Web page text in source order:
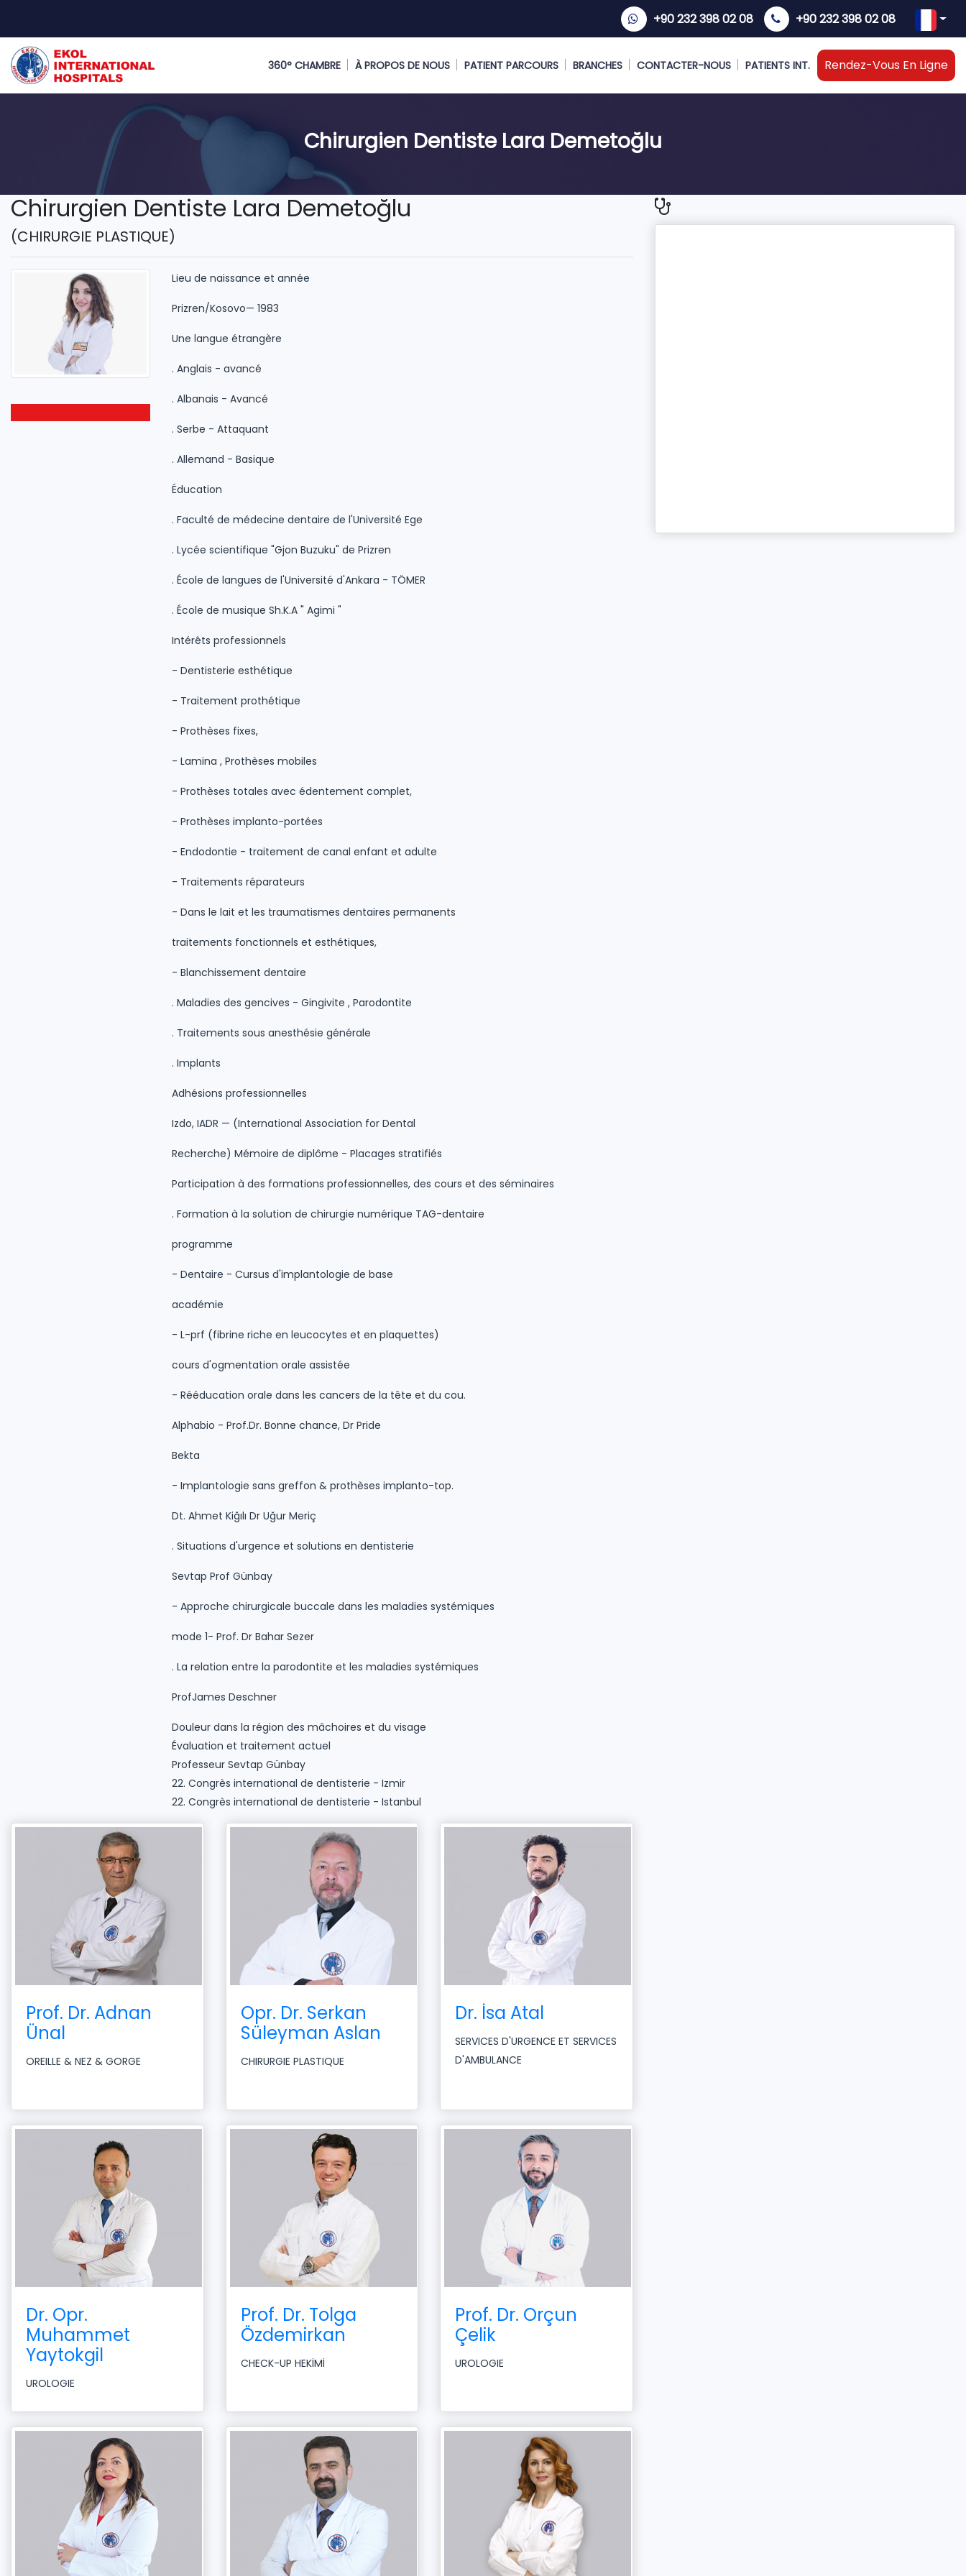
+90 232 398 02 08 +90 232 398 02 08
360° CHAMBRE À PROPOS DE NOUS PATIENT PARCOURS BRANCHES CONTACTER-NOUS PATIENTS INT. Rendez-Vous En Ligne
Chirurgien Dentiste Lara Demetoğlu
Chirurgien Dentiste Lara Demetoğlu
(CHIRURGIE PLASTIQUE)
Lieu de naissance et année
Prizren/Kosovo— 1983
Une langue étrangère
. Anglais - avancé
. Albanais - Avancé
. Serbe - Attaquant
. Allemand - Basique
Éducation
. Faculté de médecine dentaire de l'Université Ege
. Lycée scientifique "Gjon Buzuku" de Prizren
. École de langues de l'Université d'Ankara - TÖMER
. École de musique Sh.K.A " Agimi "
Intérêts professionnels
- Dentisterie esthétique
- Traitement prothétique
- Prothèses fixes,
- Lamina , Prothèses mobiles
- Prothèses totales avec édentement complet,
- Prothèses implanto-portées
- Endodontie - traitement de canal enfant et adulte
- Traitements réparateurs
- Dans le lait et les traumatismes dentaires permanents
traitements fonctionnels et esthétiques,
- Blanchissement dentaire
. Maladies des gencives - Gingivite , Parodontite
. Traitements sous anesthésie générale
. Implants
Adhésions professionnelles
Izdo, IADR — (International Association for Dental
Recherche) Mémoire de diplôme - Placages stratifiés
Participation à des formations professionnelles, des cours et des séminaires
. Formation à la solution de chirurgie numérique TAG-dentaire
programme
- Dentaire - Cursus d'implantologie de base
académie
- L-prf (fibrine riche en leucocytes et en plaquettes)
cours d'ogmentation orale assistée
- Rééducation orale dans les cancers de la tête et du cou.
Alphabio - Prof.Dr. Bonne chance, Dr Pride
Bekta
- Implantologie sans greffon & prothèses implanto-top.
Dt. Ahmet Kiğılı Dr Uğur Meriç
. Situations d'urgence et solutions en dentisterie
Sevtap Prof Günbay
- Approche chirurgicale buccale dans les maladies systémiques
mode 1- Prof. Dr Bahar Sezer
. La relation entre la parodontite et les maladies systémiques
ProfJames Deschner
Douleur dans la région des mâchoires et du visage
Évaluation et traitement actuel
Professeur Sevtap Günbay
22. Congrès international de dentisterie - Izmir
22. Congrès international de dentisterie - Istanbul
Prof. Dr. Adnan
Ünal
OREILLE & NEZ & GORGE
Opr. Dr. Serkan
Süleyman Aslan
CHIRURGIE PLASTIQUE
Dr. İsa Atal
SERVICES D'URGENCE ET SERVICES
D'AMBULANCE
Dr. Opr.
Muhammet
Yaytokgil
UROLOGIE
Prof. Dr. Tolga
Özdemirkan
CHECK-UP HEKİMİ
Prof. Dr. Orçun
Çelik
UROLOGIE